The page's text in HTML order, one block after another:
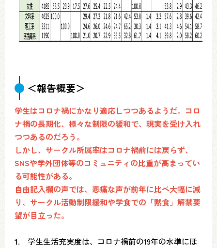
＜報告概要＞
学生はコロナ禍にかなり適応しつつあるようだ。コロ
ナ禍の長期化、様々な制限の緩和で、現実を受け入れ
つつあるのだろう。
しかし、サークル所属率はコロナ禍前には戻らず、
SNSや学外団体等のコミュニティの比重が高まってい
る可能性がある。
自由記入欄の声では、悲痛な声が前年に比べ大幅に減
り、サークル活動制限緩和や学食での「黙食」解禁要
望が目立った。
1.
学生生活充実度は、コロナ禍前の19年の水準にほ